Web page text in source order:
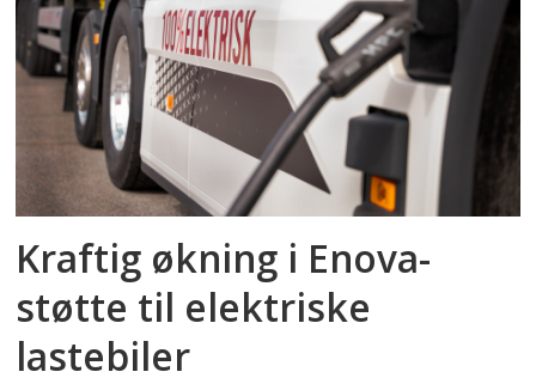
Kraftig økning i Enova-
støtte til elektriske
lastebiler